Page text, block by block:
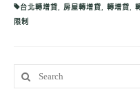
台北轉增貸, 房屋轉增貸, 轉增貸,
限制
Search
for: